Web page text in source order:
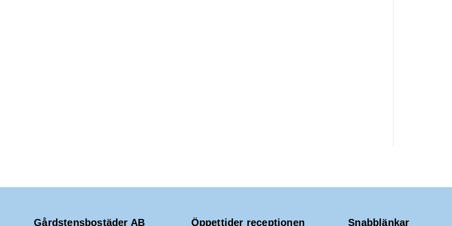
Gårdstensbostäder AB Öppettider receptionen Snabblänkar